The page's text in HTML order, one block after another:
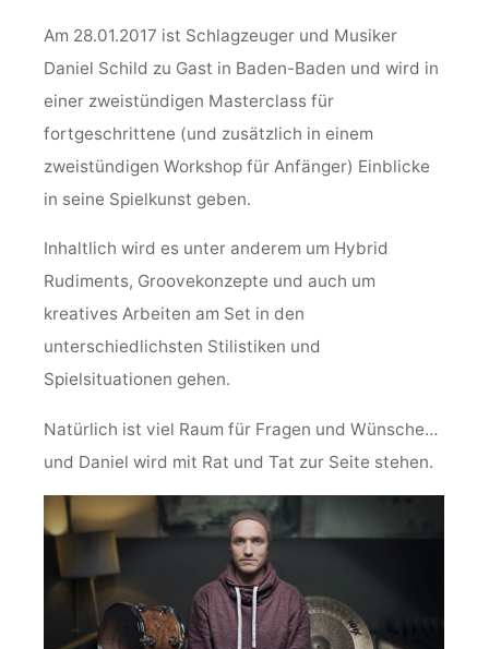
Am 28.01.2017 ist Schlagzeuger und Musiker
Daniel Schild zu Gast in Baden-Baden und wird in
einer zweistündigen Masterclass für
fortgeschrittene (und zusätzlich in einem
zweistündigen Workshop für Anfänger) Einblicke
in seine Spielkunst geben.
Inhaltlich wird es unter anderem um Hybrid
Rudiments, Groovekonzepte und auch um
kreatives Arbeiten am Set in den
unterschiedlichsten Stilistiken und
Spielsituationen gehen.
Natürlich ist viel Raum für Fragen und Wünsche…
und Daniel wird mit Rat und Tat zur Seite stehen.